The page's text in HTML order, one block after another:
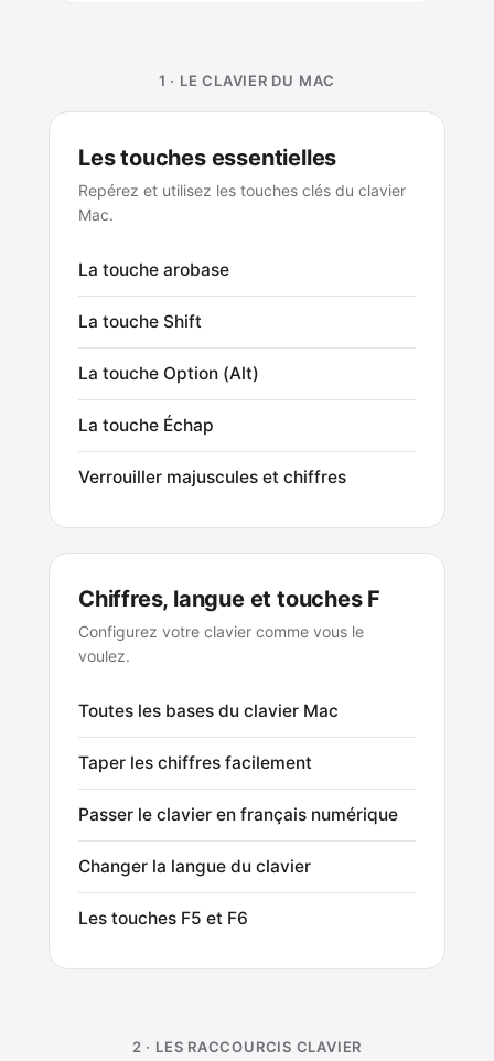
1 · LE CLAVIER DU MAC
Les touches essentielles
Repérez et utilisez les touches clés du clavier
Mac.
La touche arobase
La touche Shift
La touche Option (Alt)
La touche Échap
Verrouiller majuscules et chiffres
Chiffres, langue et touches F
Configurez votre clavier comme vous le
voulez.
Toutes les bases du clavier Mac
Taper les chiffres facilement
Passer le clavier en français numérique
Changer la langue du clavier
Les touches F5 et F6
2 · LES RACCOURCIS CLAVIER